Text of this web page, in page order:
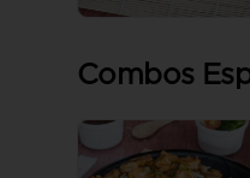
Combos